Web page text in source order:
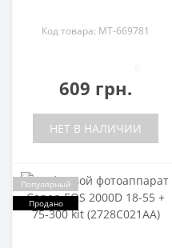
Код товара: MT-669781
609 грн.
НЕТ В НАЛИЧИИ
Популярный
Продано